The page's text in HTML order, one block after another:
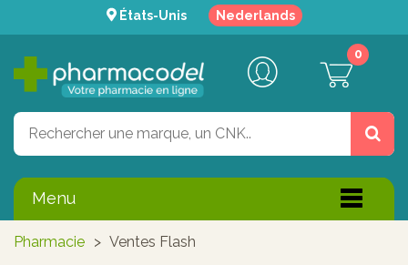
États-Unis Nederlands
0
Menu
Pharmacie > Ventes Flash